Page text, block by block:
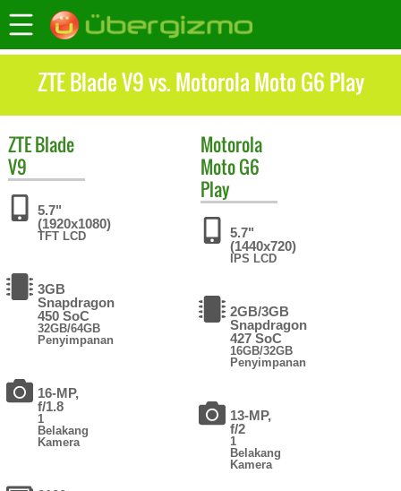
ZTE Blade V9 vs. Motorola Moto G6 Play
ZTEBlade
V9
5.7"
(1920x1080)
TFT LCD
3GB
Snapdragon
450 SoC
32GB/64GB
Penyimpanan
16-MP,
f/1.8
1
Belakang
Kamera
Motorola
Moto G6
Play
5.7"
(1440x720)
IPS LCD
2GB/3GB
Snapdragon
427 SoC
16GB/32GB
Penyimpanan
13-MP,
f/2
1
Belakang
Kamera